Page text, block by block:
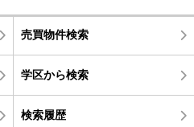
売買物件検索
学区から検索
検索履歴